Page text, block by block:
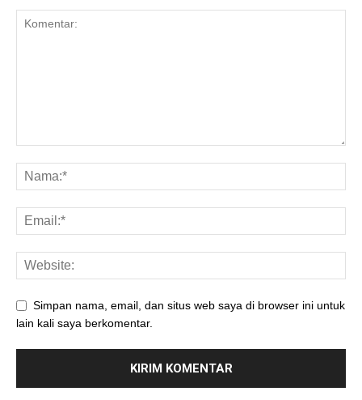
Simpan nama, email, dan situs web saya di browser ini untuk
lain kali saya berkomentar.